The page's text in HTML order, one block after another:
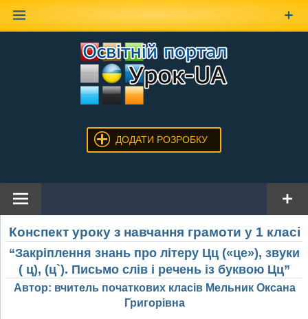
ДОДАТИ РОЗРОБКУ
Конспект уроку з навчання грамоти у 1 класі
“Закріплення знань про літеру Цц («це»), звуки
( ц), (ц`). Письмо слів і речень із буквою Цц”
Автор: вчитель початкових класів Мельник Оксана
Григорівна